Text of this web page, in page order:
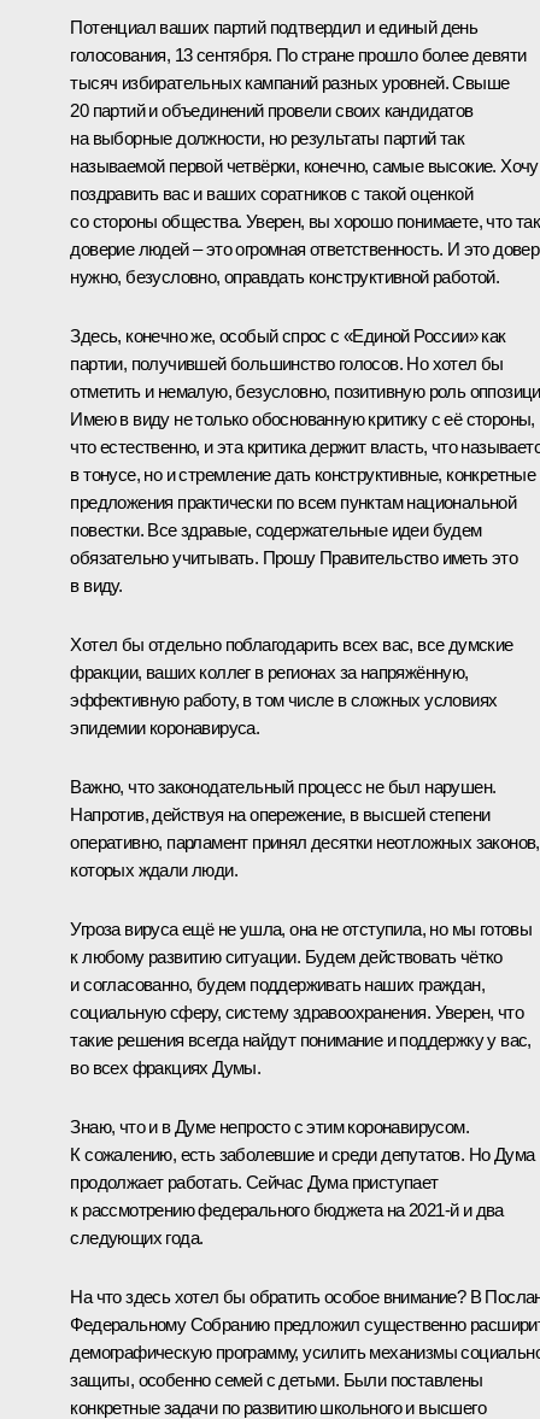
Потенциал ваших партий подтвердил и единый день
голосования, 13 сентября. По стране прошло более девяти
тысяч избирательных кампаний разных уровней. Свыше
20 партий и объединений провели своих кандидатов
на выборные должности, но результаты партий так
называемой первой четвёрки, конечно, самые высокие. Хочу
поздравить вас и ваших соратников с такой оценкой
со стороны общества. Уверен, вы хорошо понимаете, что
доверие людей – это огромная ответственность. И это
нужно, безусловно, оправдать конструктивной работой.
Здесь, конечно же, особый спрос с «Единой России» как
партии, получившей большинство голосов. Но хотел бы
отметить и немалую, безусловно, позитивную роль
Имею в виду не только обоснованную критику с её стороны,
что естественно, и эта критика держит власть, что
в тонусе, но и стремление дать конструктивные, конкретные
предложения практически по всем пунктам национальной
повестки. Все здравые, содержательные идеи будем
обязательно учитывать. Прошу Правительство иметь это
в виду.
Хотел бы отдельно поблагодарить всех вас, все думские
фракции, ваших коллег в регионах за напряжённую,
эффективную работу, в том числе в сложных условиях
эпидемии коронавируса.
Важно, что законодательный процесс не был нарушен.
Напротив, действуя на опережение, в высшей степени
оперативно, парламент принял десятки неотложных законов,
которых ждали люди.
Угроза вируса ещё не ушла, она не отступила, но мы готовы
к любому развитию ситуации. Будем действовать чётко
и согласованно, будем поддерживать наших граждан,
социальную сферу, систему здравоохранения. Уверен, что
такие решения всегда найдут понимание и поддержку у вас,
во всех фракциях Думы.
Знаю, что и в Думе непросто с этим коронавирусом.
К сожалению, есть заболевшие и среди депутатов. Но Дума
продолжает работать. Сейчас Дума приступает
к рассмотрению федерального бюджета на 2021‑й и два
следующих года.
На что здесь хотел бы обратить особое внимание? В
Федеральному Собранию предложил существенно
демографическую программу, усилить механизмы
защиты, особенно семей с детьми. Были поставлены
конкретные задачи по развитию школьного и высшего